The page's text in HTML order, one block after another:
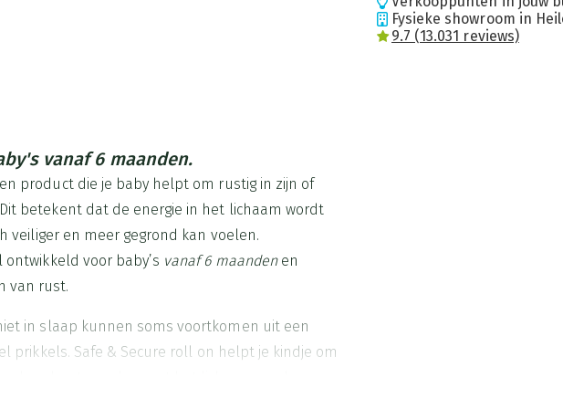
Fysieke showroom in
9.7 (13.031 reviews)
vanaf 6 maanden.
product die je baby helpt om rustig in zijn of
betekent dat de energie in het lichaam wordt
veiliger en meer gegrond kan voelen.
voor baby’s vanaf 6 maandenen
van rust.
in slaap kunnen soms voortkomen uit een
prikkels. Safe & Secure roll on helpt je kindje om
te voelen met het lichaam en de